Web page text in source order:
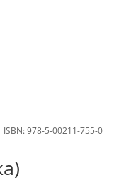
ISBN:978-5-00211-755-0